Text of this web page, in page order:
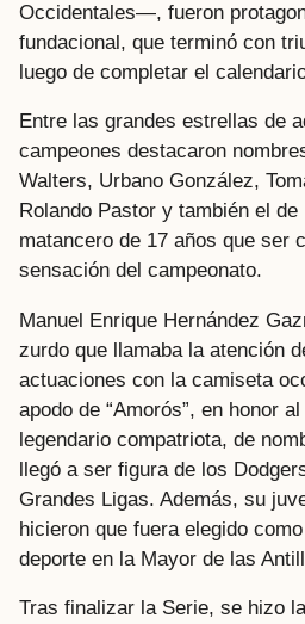
Occidentales—, fueron
fundacional, que terminó con
luego de completar el
Entre las grandes estrellas de
campeones destacaron
Walters, Urbano González,
Rolando Pastor y también el
matancero de 17 años que ser
sensación del campeonato.
Manuel Enrique Hernández
zurdo que llamaba la atención
actuaciones con la camiseta
apodo de “Amorós”, en honor
legendario compatriota, de
llegó a ser figura de los
Grandes Ligas. Además, su
hicieron que fuera elegido
deporte en la Mayor de las
Tras finalizar la Serie, se hizo